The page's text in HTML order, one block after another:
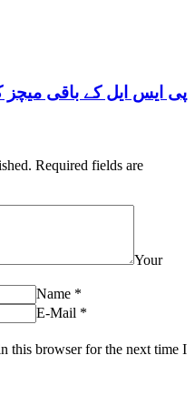
پی ایس ایل کے باقی میچز
Required fields are
Your
Name *
E-Mail *
this browser for the next time I